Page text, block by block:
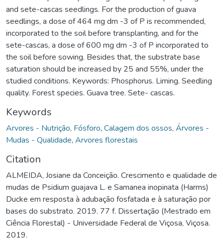
and sete-cascas seedlings. For the production of guava
seedlings, a dose of 464 mg dm -3 of P is recommended,
incorporated to the soil before transplanting, and for the
sete-cascas, a dose of 600 mg dm -3 of P incorporated to
the soil before sowing. Besides that, the substrate base
saturation should be increased by 25 and 55%, under the
studied conditions. Keywords: Phosphorus. Liming. Seedling
quality. Forest species. Guava tree. Sete- cascas.
Keywords
Arvores - Nutrição, Fósforo, Calagem dos ossos, Árvores -
Mudas - Qualidade, Arvores florestais
Citation
ALMEIDA, Josiane da Conceição. Crescimento e qualidade de
mudas de Psidium guajava L. e Samanea inopinata (Harms)
Ducke em resposta à adubação fosfatada e à saturação por
bases do substrato. 2019. 77 f. Dissertação (Mestrado em
Ciência Florestal) - Universidade Federal de Viçosa, Viçosa.
2019.